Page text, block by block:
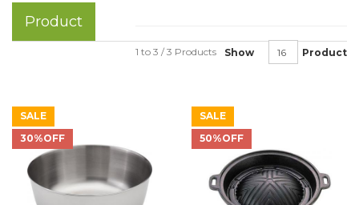
Product
Show Product
1 to 3 / 3 Products
SALE
30%OFF
SALE
50%OFF